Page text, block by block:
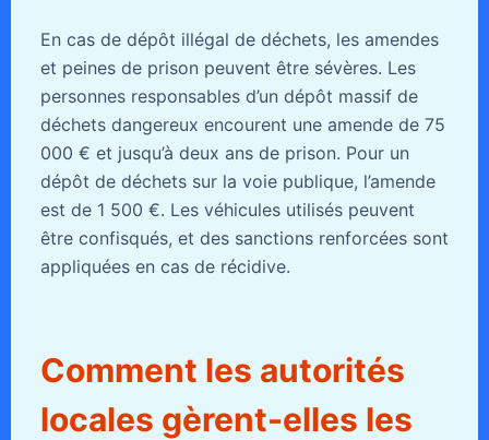
En cas de dépôt illégal de déchets, les amendes
et peines de prison peuvent être sévères. Les
personnes responsables d’un dépôt massif de
déchets dangereux encourent une amende de 75
000 € et jusqu’à deux ans de prison. Pour un
dépôt de déchets sur la voie publique, l’amende
est de 1 500 €. Les véhicules utilisés peuvent
être confisqués, et des sanctions renforcées sont
appliquées en cas de récidive.
Comment les autorités
locales gèrent-elles les